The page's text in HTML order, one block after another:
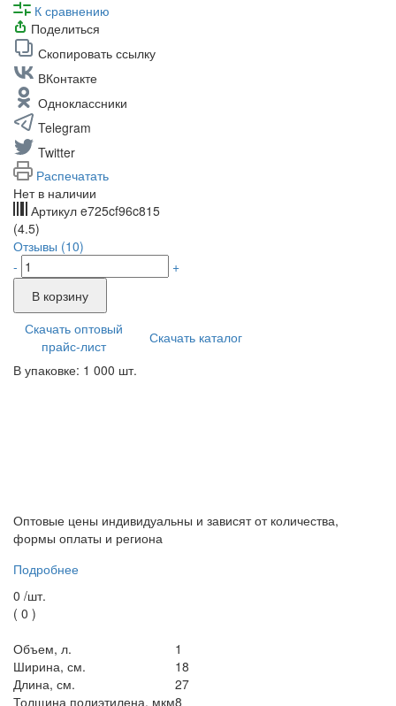
К сравнению
Поделиться
Скопировать ссылку
ВКонтакте
Одноклассники
Telegram
Twitter
Распечатать
Нет в наличии
Артикул e725cf96c815
(4.5)
Отзывы (10)
-
+
В корзину
Скачать оптовый
прайс-лист
Скачать каталог
В упаковке: 1 000 шт.
Оптовые цены индивидуальны и зависят от количества,
формы оплаты и региона
Подробнее
0 /шт.
( 0 )
Объем, л.
1
Ширина, см.
18
Длина, см.
27
Толщина полиэтилена, мкм8